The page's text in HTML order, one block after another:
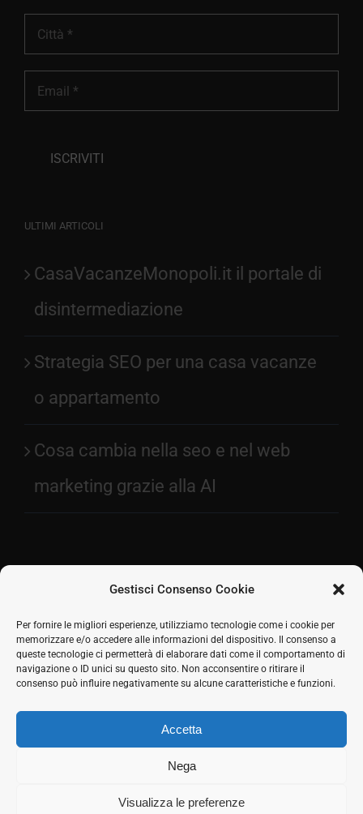
Gestisci Consenso Cookie
Per fornire le migliori esperienze, utilizziamo tecnologie come i cookie per
memorizzare e/o accedere alle informazioni del dispositivo. Il consenso a
queste tecnologie ci permetterà di elaborare dati come il comportamento di
navigazione o ID unici su questo sito. Non acconsentire o ritirare il
consenso può influire negativamente su alcune caratteristiche e funzioni.
Accetta
Nega
Visualizza le preferenze
ULTIMI ARTICOLI
CasaVacanzeMonopoli.it il portale di
disintermediazione
Strategia SEO per una casa vacanze
o appartamento
Cosa cambia nella seo e nel web
marketing grazie alla AI
2026 © SH Web s.r.l. Via Tre Settembre, 11 47891
Dogana (RSM) | Tel:
0549 941579 339 125 8380
COE SM21512
Seguici sui social
Facebook
Twitter
LinkedIn
Skype